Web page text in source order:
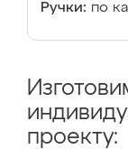
Ручки: по
проекту: